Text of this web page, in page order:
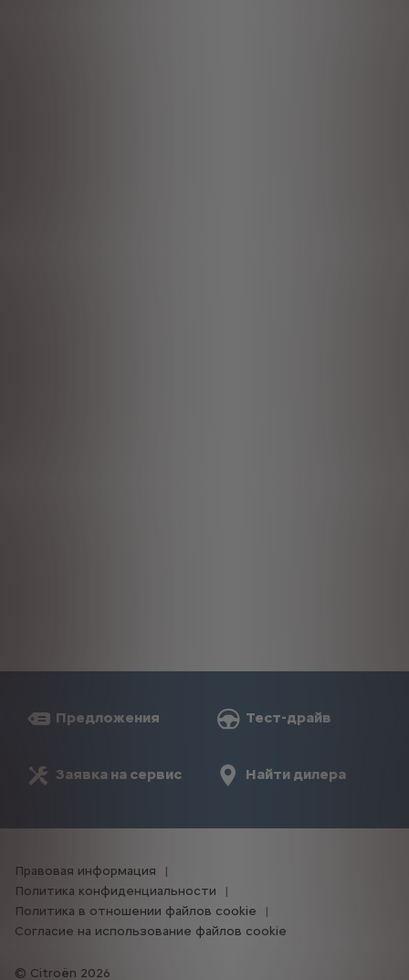
Предложения Тест-драйв
Заявка на сервис Найти дилера
Citroën 2026
Правовая информация
Политика конфиденциальности
Политика в отношении файлов cookie
Согласие на использование файлов cookie